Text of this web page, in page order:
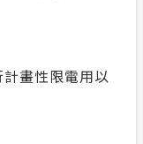
畫性限電用以